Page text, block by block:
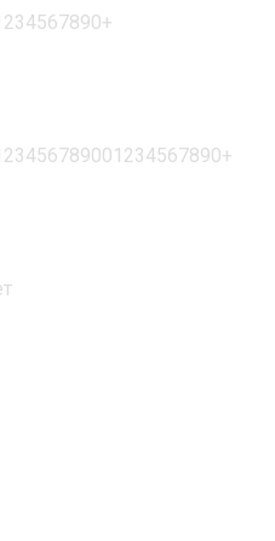
234567890+
23456789001 234567890+
т